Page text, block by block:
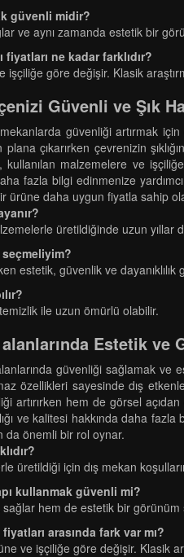
güvenli midir?
ve aynı zamanda estetik bir
ne kadar farklıdır?
işçiliğe göre değişir. Klasik
Güvenli ve Şık
mekanlarda güvenliği artırmak
çıkarırken çevrenizin
kullanılan malzemelere ve
fazla bilgi edinmenize
ürüne daha uygun fiyatla sahip
üretildiğinde uzun yıllar
seçmeliyim?
estetik, güvenlik ve
ile uzun ömürlü olabilir.
Estetik ve
güvenliği sağlamak ve
özellikleri sayesinde dış
artırırken hem de görsel
ve kalitesi hakkında daha
da önemli bir rol oynar.
üretildiği için dış mekan
kullanmak güvenli mi?
hem de estetik bir görünüm
arasında fark var mı?
ve işçiliğe göre değişir. Klasik